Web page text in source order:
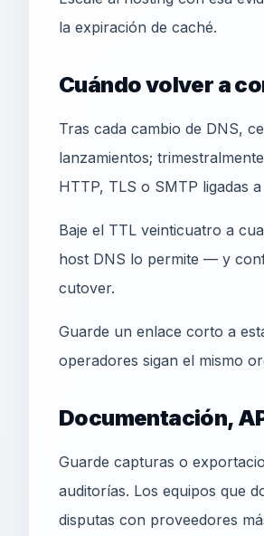
la expiración de caché.
Cuándo volver a
Tras cada cambio de DNS,
lanzamientos;
HTTP, TLS o SMTP ligadas
Baje el TTL veinticuatro a
host DNS lo permite — y
cutover.
Guarde un enlace corto a
operadores sigan el mismo
Documentación,
Guarde capturas o
auditorías. Los equipos que
disputas con proveedores